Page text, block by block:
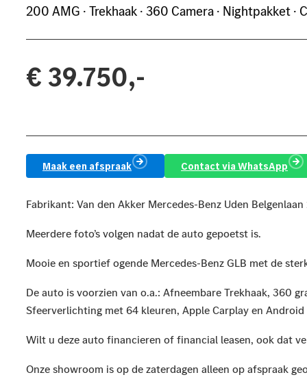
200 AMG · Trekhaak · 360 Camera · Nightpakket
€ 39.750,-
Maak een afspraak Contact via WhatsApp
Fabrikant: Van den Akker Mercedes-Benz Uden
Meerdere foto’s volgen nadat de auto gepoetst is.
Mooie en sportief ogende Mercedes-Benz GLB met de
De auto is voorzien van o.a.: Afneembare Trekhaak, 360
Sfeerverlichting met 64 kleuren, Apple Carplay en
Wilt u deze auto financieren of financial leasen, ook dat
Onze showroom is op de zaterdagen alleen op afspraak